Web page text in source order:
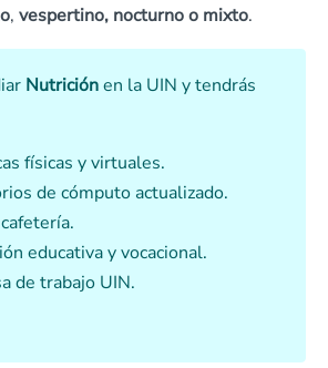
, vespertino, nocturno o mixto.
Nutriciónen la UIN y tendrás
físicas y virtuales.
de cómputo actualizado.
educativa y vocacional.
de trabajo UIN.